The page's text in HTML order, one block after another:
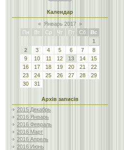
Календар
«
Январь 2017 »
Пн
Вт Ср Чт Пт Сб
Вс
1
2
3 4 5 6 7
8
9
10 11 12 13 14
15
16
17 18 19 20 21
22
23
24 25 26 27 28
29
30
31
Архів записів
2015 Декабрь
2016 Январь
2016 Февраль
2016 Март
2016 Апрель
2016 Июнь